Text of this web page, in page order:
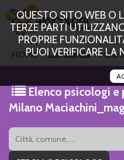
QUESTO SITO WEB O
TERZE PARTI
PROPRIE
PUOI VERIFICARE LA
HOME Lombardia
Elenco psicologi
Milano